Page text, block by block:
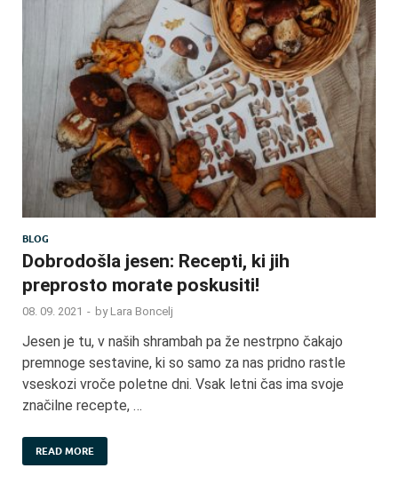
BLOG
Dobrodošla jesen: Recepti, ki jih
preprosto morate poskusiti!
08. 09. 2021 - by Lara Boncelj
Jesen je tu, v naših shrambah pa že nestrpno čakajo
premnoge sestavine, ki so samo za nas pridno rastle
vseskozi vroče poletne dni. Vsak letni čas ima svoje
značilne recepte, …
READ MORE